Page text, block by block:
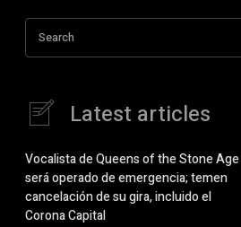
Search
Latest articles
Vocalista de Queens of the Stone Age
será operado de emergencia; temen
cancelación de su gira, incluido el
Corona Capital